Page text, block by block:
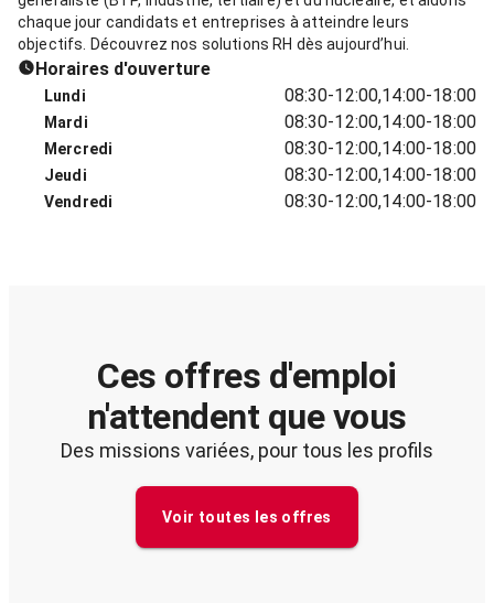
chaque jour candidats et entreprises à atteindre leurs
objectifs. Découvrez nos solutions RH dès aujourd’hui.
Horaires d'ouverture
Lundi 08:30-12:00,14:00-18:00
Mardi 08:30-12:00,14:00-18:00
Mercredi 08:30-12:00,14:00-18:00
Jeudi 08:30-12:00,14:00-18:00
Vendredi 08:30-12:00,14:00-18:00
Ces offres d'emploi
n'attendent que vous
Des missions variées, pour tous les profils
Voir toutes les offres